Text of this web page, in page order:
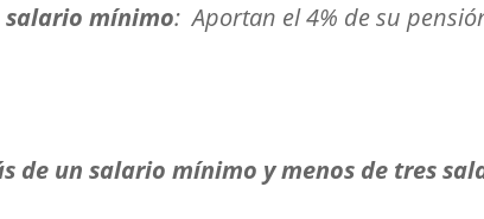
salario mínimo: Aportan el 4% de su
de un salario mínimo y menos de tres